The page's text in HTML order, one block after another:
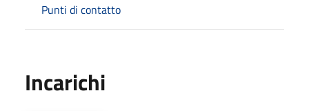
Punti di contatto
Incarichi